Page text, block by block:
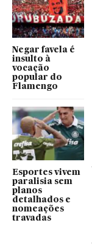
Negar favela é
insulto à
vocação
popular do
Flamengo
Esportes vivem
paralisia sem
planos
detalhados e
nomeações
travadas